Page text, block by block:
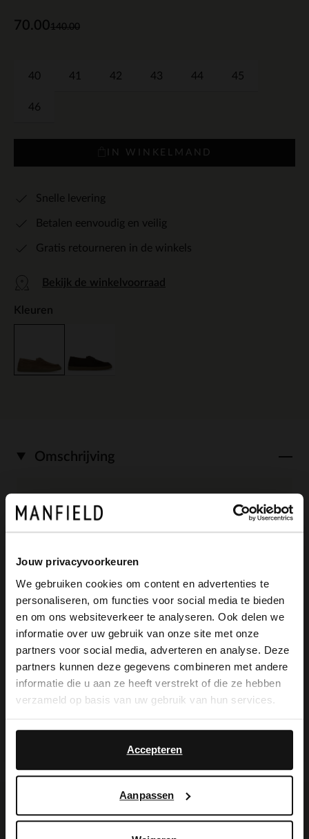
Jouw privacyvoorkeuren
We gebruiken cookies om content en advertenties te
personaliseren, om functies voor social media te bieden
en om ons websiteverkeer te analyseren. Ook delen we
informatie over uw gebruik van onze site met onze
partners voor social media, adverteren en analyse. Deze
partners kunnen deze gegevens combineren met andere
informatie die u aan ze heeft verstrekt of die ze hebben
verzameld op basis van uw gebruik van hun services.
Accepteren
Aanpassen
140.00
70.00
40 41 42 43 44 45
46
IN WINKELMAND
Snelle levering
Betalen eenvoudig en veilig
Gratis retourneren in de winkels
Bekijk de winkelvoorraad
Kleuren
Voor jou erbij gezocht
Omschrijving
Beige suède bootschoenen van Manfield
met bruine zool van 2 cm. We adviseren
als verzorging en bescherming de
suède/nubuck spray in transparant.
Alles over dit product
Maattabel
Bezorgen & retour
×
View this website in English?
It looks like your language isn't Dutch. Would
you like to switch to English?
English